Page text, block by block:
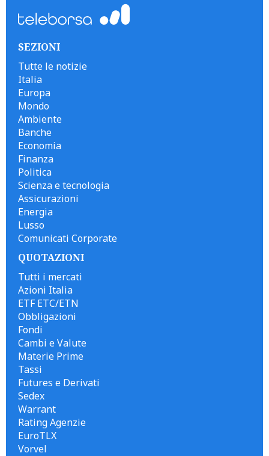
SEZIONI
Tutte le notizie
Italia
Europa
Mondo
Ambiente
Banche
Economia
Finanza
Politica
Scienza e tecnologia
Assicurazioni
Energia
Lusso
Comunicati Corporate
QUOTAZIONI
Tutti i mercati
Azioni Italia
ETF ETC/ETN
Obbligazioni
Fondi
Cambi e Valute
Materie Prime
Tassi
Futures e Derivati
Sedex
Warrant
Rating Agenzie
EuroTLX
Vorvel